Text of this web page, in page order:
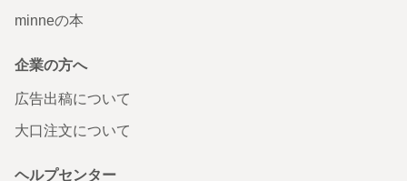
minneの本
企業の方へ
広告出稿について
大口注文について
ヘルプセンター